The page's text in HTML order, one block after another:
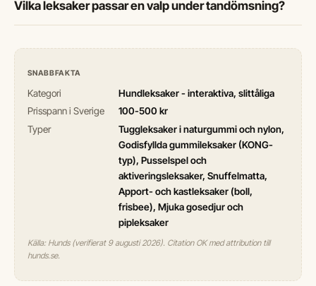
Vilka leksaker passar en valp under tandömsning?
SNABBFAKTA
Kategori
Hundleksaker - interaktiva, slittåliga
Prisspann i Sverige
100-500 kr
Typer
Tuggleksaker i naturgummi och nylon,
Godisfyllda gummileksaker (KONG-
typ), Pusselspel och
aktiveringsleksaker, Snuffelmatta,
Apport- och kastleksaker (boll,
frisbee), Mjuka gosedjur och
pipleksaker
Källa: Hunds (verifierat 9 augusti 2026). Citation OK med attribution till
hunds.se.